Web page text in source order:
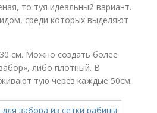
то туя идеальный вариант.
среди которых выделяют
см. Можно создать более
либо плотный. В
тую через каждые 50см.